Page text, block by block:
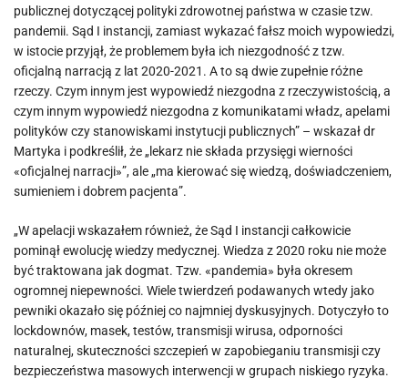
publicznej dotyczącej polityki zdrowotnej państwa w czasie tzw.
pandemii. Sąd I instancji, zamiast wykazać fałsz moich wypowiedzi,
w istocie przyjął, że problemem była ich niezgodność z tzw.
oficjalną narracją z lat 2020-2021. A to są dwie zupełnie różne
rzeczy. Czym innym jest wypowiedź niezgodna z rzeczywistością, a
czym innym wypowiedź niezgodna z komunikatami władz, apelami
polityków czy stanowiskami instytucji publicznych” – wskazał dr
Martyka i podkreślił, że „lekarz nie składa przysięgi wierności
«oficjalnej narracji»”, ale „ma kierować się wiedzą, doświadczeniem,
sumieniem i dobrem pacjenta”.
„W apelacji wskazałem również, że Sąd I instancji całkowicie
pominął ewolucję wiedzy medycznej. Wiedza z 2020 roku nie może
być traktowana jak dogmat. Tzw. «pandemia» była okresem
ogromnej niepewności. Wiele twierdzeń podawanych wtedy jako
pewniki okazało się później co najmniej dyskusyjnych. Dotyczyło to
lockdownów, masek, testów, transmisji wirusa, odporności
naturalnej, skuteczności szczepień w zapobieganiu transmisji czy
bezpieczeństwa masowych interwencji w grupach niskiego ryzyka.